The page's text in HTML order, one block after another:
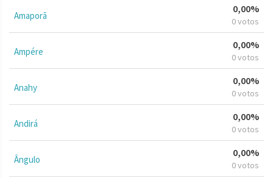
Amaporã
0,00%
0 votos
Ampére
0,00%
0 votos
Anahy
0,00%
0 votos
Andirá
0,00%
0 votos
Ângulo
0,00%
0 votos